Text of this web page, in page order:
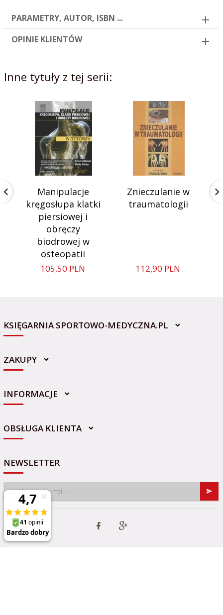
PARAMETRY, AUTOR, ISBN ...
OPINIE KLIENTÓW
Inne tytuły z tej serii:
Manipulacje
kręgosłupa klatki
piersiowej i
obręczy
biodrowej w
osteopatii
105,50 PLN
Znieczulanie w
traumatologii
112,90 PLN
KSIĘGARNIA SPORTOWO-MEDYCZNA.PL
sklep@sportowo-medyczna.pl
ZAKUPY
INFORMACJE
OBSŁUGA KLIENTA
NEWSLETTER